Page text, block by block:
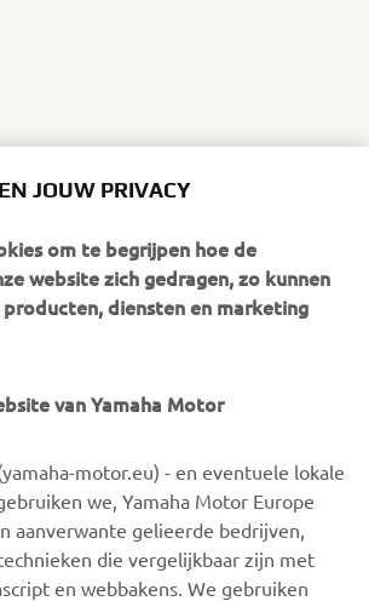
JOUW PRIVACY
om te begrijpen hoe de
website zich gedragen, zo kunnen
diensten en marketing
van Yamaha Motor
motor.eu) - en eventuele lokale
we, Yamaha Motor Europe
aanverwante gelieerde bedrijven,
die vergelijkbaar zijn met
en webbakens. We gebruiken